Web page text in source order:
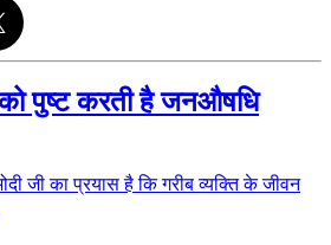
पुष्ट करती है जनऔषधि
जी का प्रयास है कि गरीब व्यक्ति के जीवन